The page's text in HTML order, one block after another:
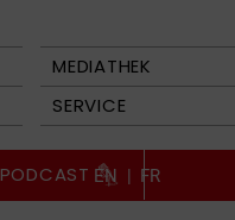
MEDIATHEK
SERVICE
PODCAST EN | FR